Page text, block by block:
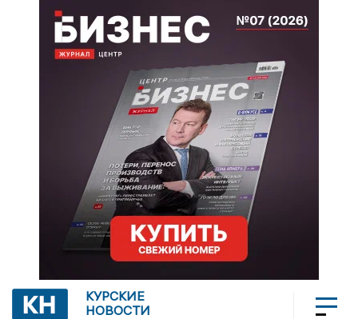
КУРСКИЕ
НОВОСТИ